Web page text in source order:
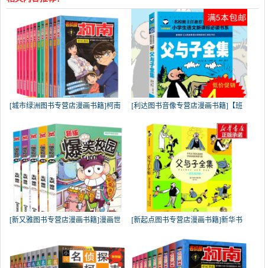
[城市绿洲图书专营店漫画书籍]柯南 [利达图书音像专营店漫画书籍]【班
[新又雅图书专营店漫画书籍]漫画世 [新起点图书专营店漫画书籍]新华书